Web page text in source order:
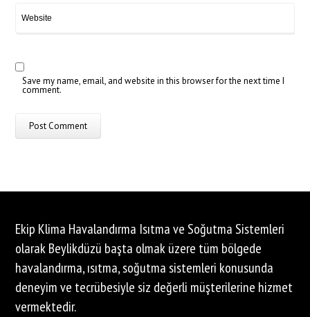
Save my name, email, and website in this browser for the next time I
comment.
Ekip Klima Havalandırma Isıtma ve Soğutma Sistemleri
olarak Beylikdüzü başta olmak üzere tüm bölgede
havalandırma, ısıtma, soğutma sistemleri konusunda
deneyim ve tecrübesiyle siz değerli müşterilerine hizmet
vermektedir.